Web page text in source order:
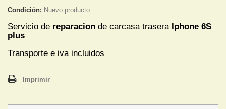
Condición: Nuevo producto
Servicio de reparacion de carcasa trasera Iphone 6S
plus
Transporte e iva incluidos
Imprimir